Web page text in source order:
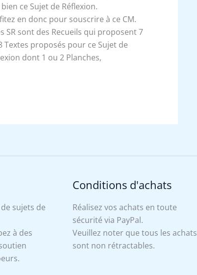
ce Sujet de Réflexion.
en donc pour souscrire à ce CM.
SR sont des Recueils qui proposent 7
Textes proposés pour ce Sujet de
dont 1 ou 2 Planches,
sujets de
à des
Conditions d'achats
Réalisez vos achats en toute
sécurité via PayPal.
Veuillez noter que tous les achats
sont non rétractables.